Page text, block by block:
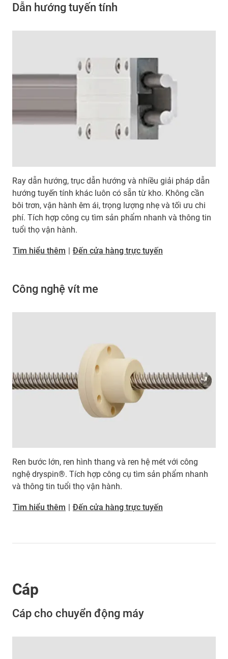
Dẫn hướng tuyến tính
Ray dẫn hướng, trục dẫn hướng và nhiều giải pháp dẫn
hướng tuyến tính khác luôn có sẵn từ kho. Không cần
bôi trơn, vận hành êm ái, trọng lượng nhẹ và tối ưu chi
phí. Tích hợp công cụ tìm sản phẩm nhanh và thông tin
tuổi thọ vận hành.
Tìm hiểu thêm | Đến cửa hàng trực tuyến
Công nghệ vít me
Ren bước lớn, ren hình thang và ren hệ mét với công
nghệ dryspin®. Tích hợp công cụ tìm sản phẩm nhanh
và thông tin tuổi thọ vận hành.
Tìm hiểu thêm Đến cửa hàng trực tuyến
Cáp
Cáp cho chuyển động máy